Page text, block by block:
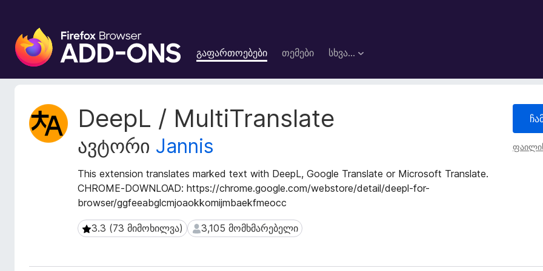
F
i
e
გაფართოებები თემები სხვა…
DeepL / MultiTranslate
ავტორი Jannis
This extension translates marked text with DeepL, Google Translate or Microsoft Translate.
CHROME-DOWNLOAD: https://chrome.google.com/webstore/detail/deepl-for-
browser/ggfeeabglcmjoaokkomijmbaekfmeocc
3.3 (73 მიმოხილვა)
3.3 (73 მიმოხილვა) 3,105 მომხმარებელი
3,105 მომხმარებელი
გ
ა
ფ